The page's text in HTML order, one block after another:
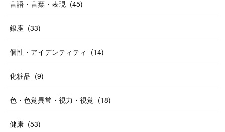
言語・言葉・表現 (45)
銀座 (33)
個性・アイデンティティ (14)
化粧品 (9)
色・色覚異常・視力・視覚 (18)
健康 (53)